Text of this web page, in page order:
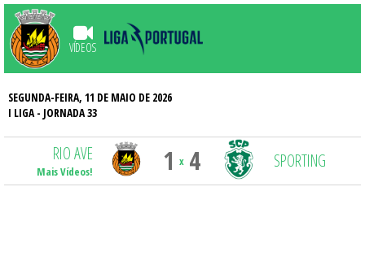
VÍDEOS
SEGUNDA-FEIRA, 11 DE MAIO DE 2026
I LIGA- JORNADA 33
RIO AVE
Mais Vídeos! 1 x 4 SPORTING